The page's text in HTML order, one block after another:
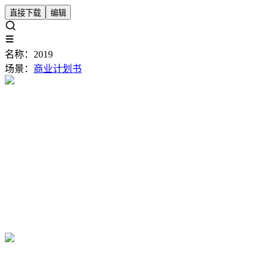
直接下载 编辑
名称： 2019
场景： 商业计划书